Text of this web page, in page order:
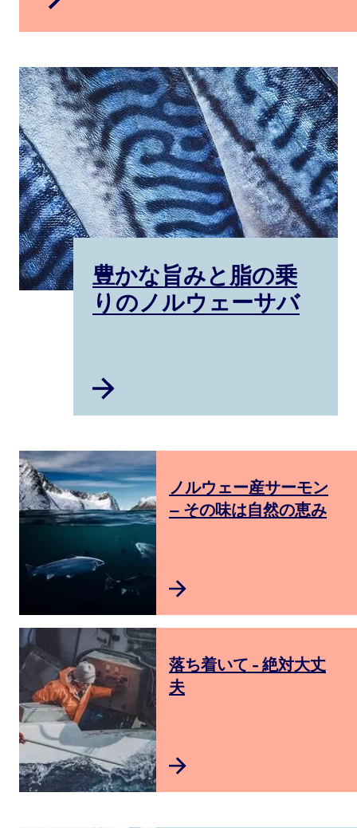
豊かな旨みと脂の乗
りのノルウェーサバ
ノルウェー産サーモン
– その味は自然の恵み
落ち着いて - 絶対大丈
夫